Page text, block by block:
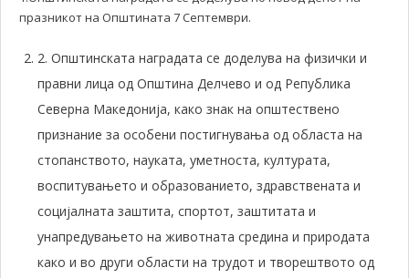
празникот на Општината 7 Септември.
2. Општинската наградата се доделува на физички и
правни лица од Општина Делчево и од Република
Северна Македонија, како знак на општествено
признание за особени постигнувања од областа на
стопанството, науката, уметноста, културата,
воспитувањето и образованието, здравствената и
социјалната заштита, спортот, заштитата и
унапредувањето на животната средина и природата
како и во други области на трудот и творештвото од